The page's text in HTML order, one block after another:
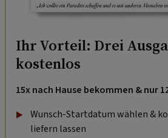
Ihr Vorteil: Drei
kostenlos
15x nach Hause bekommen & nur
Wunsch-Startdatum wählen &
liefern lassen